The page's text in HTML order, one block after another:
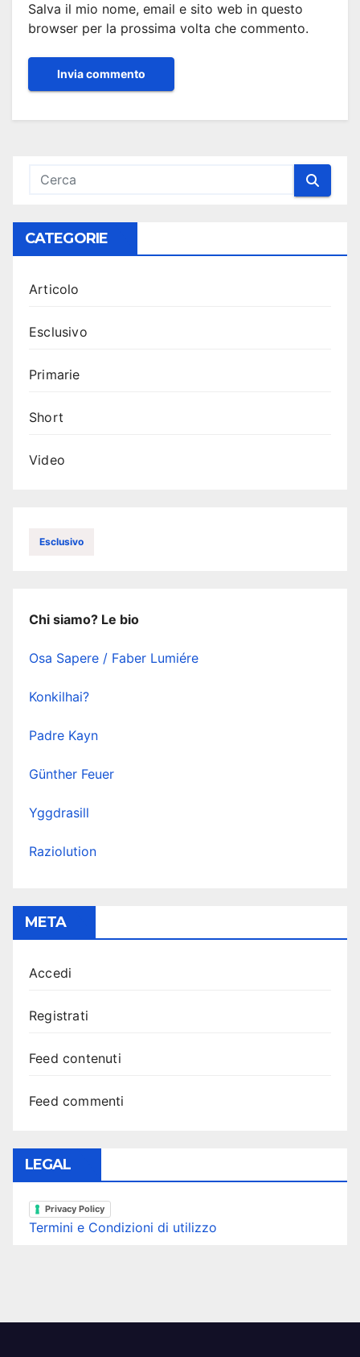
Salva il mio nome, email e sito web in questo
browser per la prossima volta che commento.
CATEGORIE
Articolo
Esclusivo
Primarie
Short
Video
Esclusivo
Chi siamo? Le bio
Osa Sapere / Faber Lumiére
Konkilhai?
Padre Kayn
Günther Feuer
Yggdrasill
Raziolution
META
Accedi
Registrati
Feed contenuti
Feed commenti
LEGAL
Privacy Policy
Termini e Condizioni di utilizzo